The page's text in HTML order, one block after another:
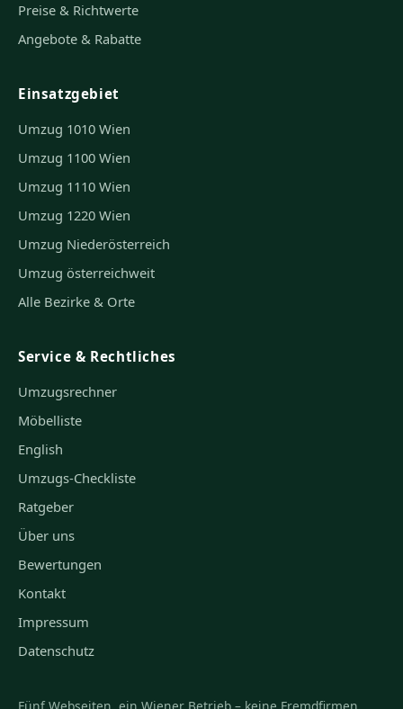
Preise & Richtwerte
Angebote & Rabatte
Einsatzgebiet
Umzug 1010 Wien
Umzug 1100 Wien
Umzug 1110 Wien
Umzug 1220 Wien
Umzug Niederösterreich
Umzug österreichweit
Alle Bezirke & Orte
Service & Rechtliches
Umzugsrechner
Möbelliste
English
Umzugs-Checkliste
Ratgeber
Über uns
Bewertungen
Kontakt
Impressum
Datenschutz